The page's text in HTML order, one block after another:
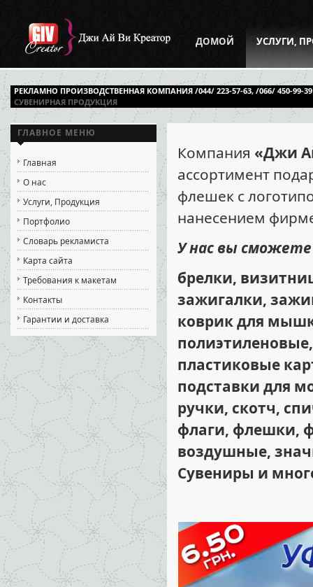
ДОМОЙ УСЛУГИ,
РЕКЛАМНО ПРОИЗВОДСТВЕННАЯ КОМПАНИЯ /044/ 223-57-63, /066/ 450-99-39
СУВЕНИРНАЯ ПРОДУКЦИЯ
Компания «Джи
ассортимент
флешек с
нанесением
У нас вы
брелки,
зажигалки,
коврик для
пластиковые
подставки для
ручки, скотч,
флаги, флешки,
воздушные,
Сувениры и
ГЛАВНОЕ МЕНЮ
Главная
О нас
Услуги, Продукция
Портфолио
Словарь рекламиста
Карта сайта
Требования к макетам
Контакты
Гарантии и доставка